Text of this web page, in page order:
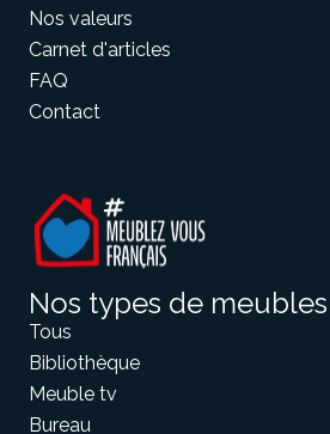
Nos valeurs
Carnet d'articles
FAQ
Contact
Nos types de meubles
Tous
Bibliothèque
Meuble tv
Bureau